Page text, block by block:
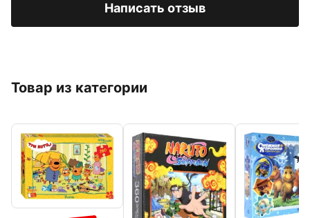
Написать отзыв
Товар из категории